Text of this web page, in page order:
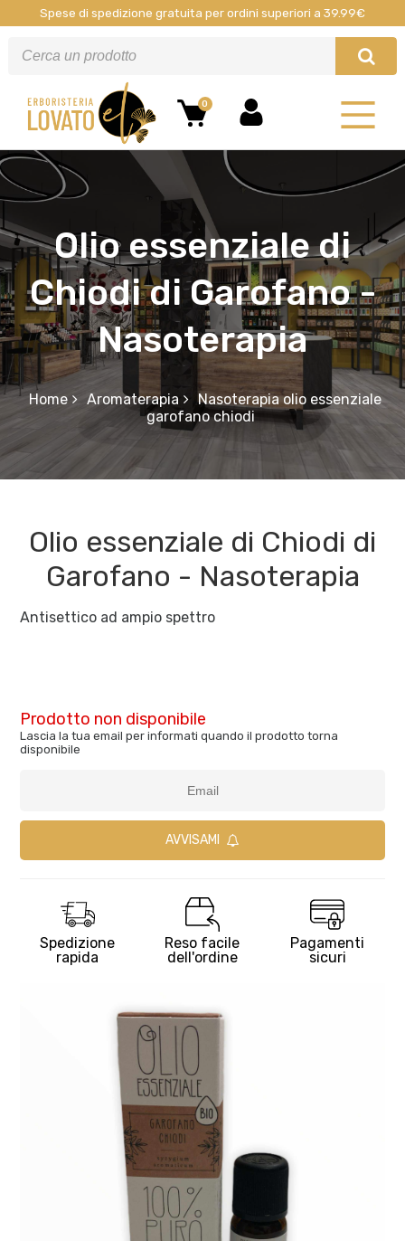
Spese di spedizione gratuita per ordini superiori a 39.99€
0
Olio essenziale di
Chiodi di Garofano -
Nasoterapia
Home Aromaterapia
Nasoterapia olio essenziale
garofano chiodi
Olio essenziale di Chiodi di
Garofano - Nasoterapia
Antisettico ad ampio spettro
Prodotto non disponibile
Lascia la tua email per informati quando il prodotto torna
disponibile
AVVISAMI
Spedizione
rapida
Reso facile
dell'ordine
Pagamenti
sicuri